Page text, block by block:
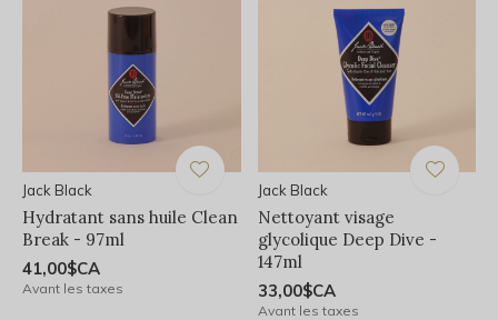
Jack Black
Hydratant sans huile Clean
Break - 97ml
41,00$CA
Avant les taxes
Jack Black
Nettoyant visage
glycolique Deep Dive -
147ml
33,00$CA
Avant les taxes